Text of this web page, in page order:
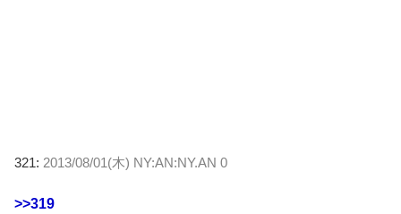
321: 2013/08/01(木) NY:AN:NY.AN 0
>>319